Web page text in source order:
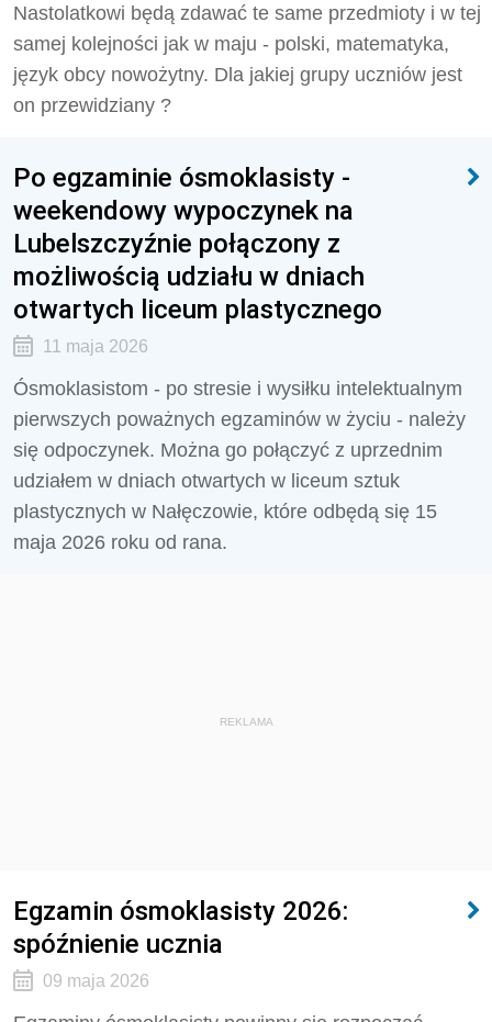
Nastolatkowi będą zdawać te same przedmioty i w tej
samej kolejności jak w maju - polski, matematyka,
język obcy nowożytny. Dla jakiej grupy uczniów jest
on przewidziany ?
Po egzaminie ósmoklasisty -
weekendowy wypoczynek na
Lubelszczyźnie połączony z
możliwością udziału w dniach
otwartych liceum plastycznego
11 maja 2026
Ósmoklasistom - po stresie i wysiłku intelektualnym
pierwszych poważnych egzaminów w życiu - należy
się odpoczynek. Można go połączyć z uprzednim
udziałem w dniach otwartych w liceum sztuk
plastycznych w Nałęczowie, które odbędą się 15
maja 2026 roku od rana.
REKLAMA
Egzamin ósmoklasisty 2026:
spóźnienie ucznia
09 maja 2026